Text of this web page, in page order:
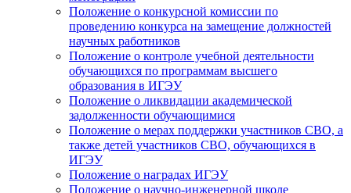
Положение о конкурсной комиссии по
проведению конкурса на замещение должностей
научных работников
Положение о контроле учебной деятельности
обучающихся по программам высшего
образования в ИГЭУ
Положение о ликвидации академической
задолженности обучающимися
Положение о мерах поддержки участников СВО, а
также детей участников СВО, обучающихся в
ИГЭУ
Положение о наградах ИГЭУ
Положение о научно-инженерной школе